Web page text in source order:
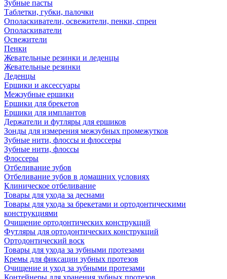
Зубные пасты
Таблетки, губки, палочки
Ополаскиватели, освежители, пенки, спреи
Ополаскиватели
Освежители
Пенки
Жевательные резинки и леденцы
Жевательные резинки
Леденцы
Ершики и аксессуары
Межзубные ершики
Ершики для брекетов
Ершики для имплантов
Держатели и футляры для ершиков
Зонды для измерения межзубных промежутков
Зубные нити, флоссы и флоссеры
Зубные нити, флоссы
Флоссеры
Отбеливание зубов
Отбеливание зубов в домашних условиях
Клиническое отбеливание
Товары для ухода за деснами
Товары для ухода за брекетами и ортодонтическими
конструкциями
Очищение ортодонтических конструкций
Футляры для ортодонтических конструкций
Ортодонтический воск
Товары для ухода за зубными протезами
Кремы для фиксации зубных протезов
Очищение и уход за зубными протезами
Контейнеры для хранения зубных протезов